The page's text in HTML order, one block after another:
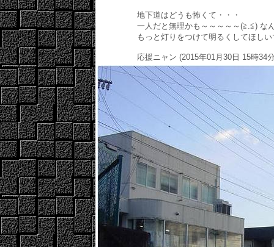
地下道はどうも怖くて・・・
一人だと無理かも～～～～～(≧.≦) な
もっと灯りをつけて明るくしてほし
応援ニャン (2015年01月30日 15時34